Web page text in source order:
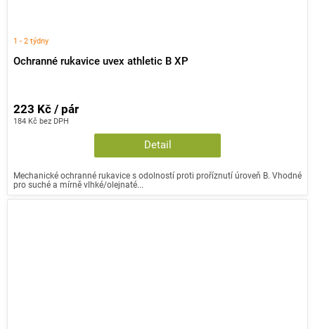
Ochranné rukavice uvex athletic B XP
1 - 2 týdny
184 Kč bez DPH
223 Kč / pár
Detail
Mechanické ochranné rukavice s odolností proti proříznutí úroveň B. Vhodné
pro suché a mírně vlhké/olejnaté...